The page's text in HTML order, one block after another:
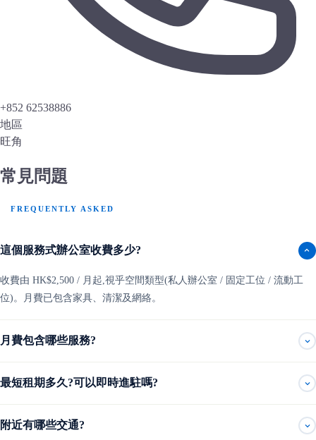
+852 62538886
地區
旺角
常見問題
FREQUENTLY ASKED
這個服務式辦公室收費多少?
收費由 HK$2,500 / 月起,視乎空間類型(私人辦公室 / 固定工位 / 流動工
位)。月費已包含家具、清潔及網絡。
月費包含哪些服務?
最短租期多久?可以即時進駐嗎?
附近有哪些交通?